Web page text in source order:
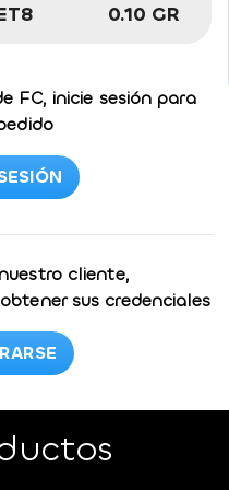
0.10 GR
FC, inicie sesión para
cliente,
sus credenciales